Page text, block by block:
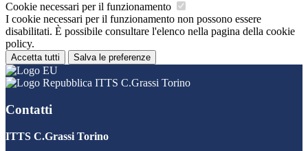
Cookie necessari per il funzionamento
I cookie necessari per il funzionamento non possono essere
disabilitati. È possibile consultare l'elenco nella pagina della cookie
policy.
Accetta tutti Salva le preferenze
ITTS C.Grassi Torino
Contatti
ITTS C.Grassi Torino